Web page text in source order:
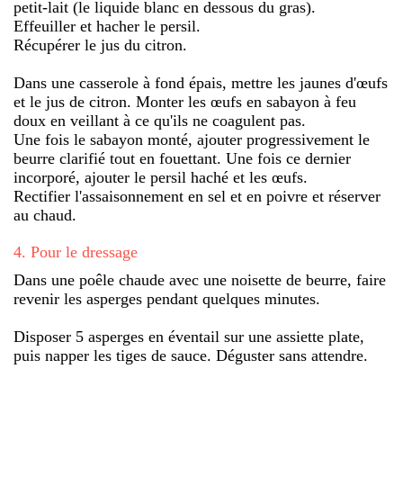
petit-lait (le liquide blanc en dessous du gras).
Effeuiller et hacher le persil.
Récupérer le jus du citron.
Dans une casserole à fond épais, mettre les jaunes d'œufs
et le jus de citron. Monter les œufs en sabayon à feu
doux en veillant à ce qu'ils ne coagulent pas.
Une fois le sabayon monté, ajouter progressivement le
beurre clarifié tout en fouettant. Une fois ce dernier
incorporé, ajouter le persil haché et les œufs.
Rectifier l'assaisonnement en sel et en poivre et réserver
au chaud.
4. Pour le dressage
Dans une poêle chaude avec une noisette de beurre, faire
revenir les asperges pendant quelques minutes.
Disposer 5 asperges en éventail sur une assiette plate,
puis napper les tiges de sauce. Déguster sans attendre.